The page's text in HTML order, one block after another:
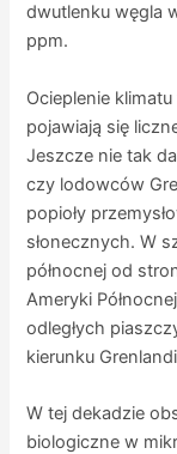
dwutlenku węgla
ppm.
Ocieplenie
pojawiają się
Jeszcze nie tak
czy lodowców
popioły
słonecznych. W
północnej od
Ameryki
odległych
kierunku
W tej dekadzie
biologiczne w